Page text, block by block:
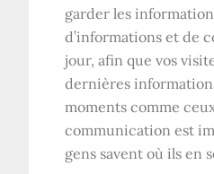
garder les
d’informations et de
jour, afin que vos
dernières
moments comme
communication est
gens savent où ils en